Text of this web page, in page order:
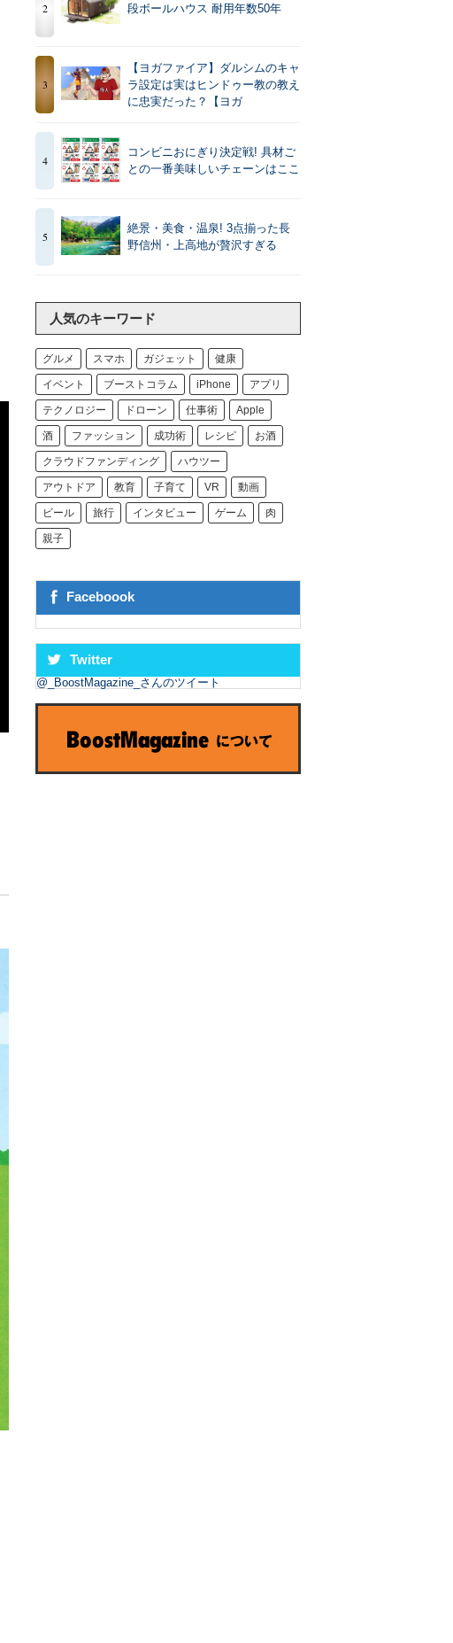
2 段ボールハウス 耐用年数50年
3
【ヨガファイア】ダルシムのキャ
ラ設定は実はヒンドゥー教の教え
に忠実だった？【ヨガ
4
コンビニおにぎり決定戦! 具材ご
との一番美味しいチェーンはここ
5
絶景・美食・温泉! 3点揃った長
野信州・上高地が贅沢すぎる
人気のキーワード
グルメ スマホ ガジェット 健康
イベント ブーストコラム iPhone アプリ
テクノロジー ドローン 仕事術 Apple
酒 ファッション 成功術 レシピ お酒
クラウドファンディング ハウツー
アウトドア 教育 子育て VR 動画
ビール 旅行 インタビュー ゲーム 肉
親子
Faceboook
Twitter
@_BoostMagazine_さんのツイート